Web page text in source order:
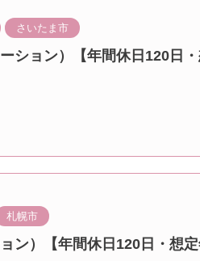
さいたま市
ション）【年間休日120日
札幌市
ン）【年間休日120日・想